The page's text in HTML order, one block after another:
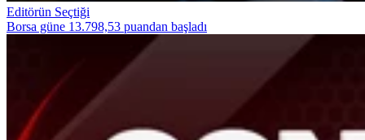
Editörün Seçtiği
Borsa güne 13.798,53 puandan başladı